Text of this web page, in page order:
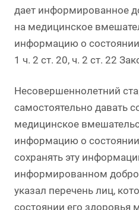
дает информированное
на медицинское
информацию о состоянии
1 ч. 2 ст. 20, ч. 2 ст. 22
Несовершеннолетний
самостоятельно давать
медицинское
информацию о
сохранять эту
информированном
указал перечень лиц,
состоянии его здоровья